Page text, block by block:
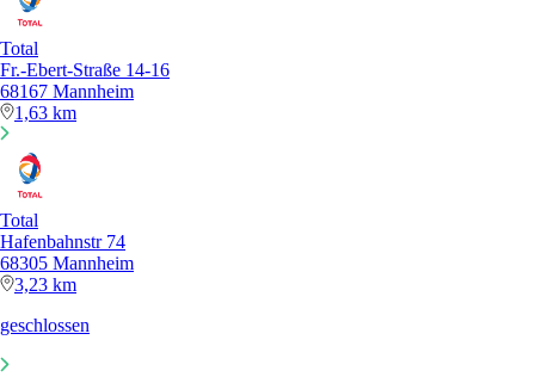
Total
Fr.-Ebert-Straße 14-16
68167 Mannheim
1,63 km
Total
Hafenbahnstr 74
68305 Mannheim
3,23 km
geschlossen